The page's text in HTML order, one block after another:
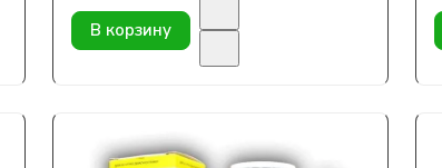
В корзину